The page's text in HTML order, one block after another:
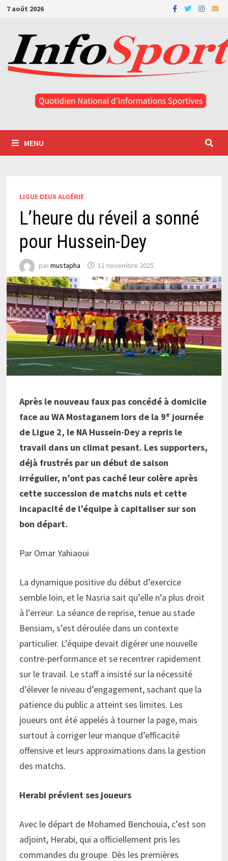
Passer
contenu
7 août 2026
MENU
LIGUE DEUX ALGÉRIE
L’heure du réveil a sonné
pour Hussein-Dey
parmustapha 11 novembre 2025
Après le nouveau faux pas concédé à domicile
face au WA Mostaganem lors de la 9e journée
de Ligue 2, le NA Hussein-Dey a repris le
travail dans un climat pesant. Les supporters,
déjà frustrés par un début de saison
irrégulier, n’ont pas caché leur colère après
cette succession de matchs nuls et cette
incapacité de l’équipe à capitaliser sur son
bon départ.
Par Omar Yahiaoui
La dynamique positive du début d’exercice
semble loin, et le Nasria sait qu’elle n’a plus droit
à l’erreur. La séance de reprise, tenue au stade
Bensiam, s’est déroulée dans un contexte
particulier. L’équipe devait digérer une nouvelle
contre-performance et se recentrer rapidement
sur le travail. Le staff a insisté sur la nécessité
d’élever le niveau d’engagement, sachant que la
patience du public a atteint ses limites. Les
joueurs ont été appelés à tourner la page, mais
surtout à corriger leur manque d’efficacité
offensive et leurs approximations dans la gestion
des matchs.
Herabi prévient ses joueurs
Avec le départ de Mohamed Benchouia, c’est son
adjoint, Herabi, qui a officiellement pris les
commandes du groupe. Dès les premières